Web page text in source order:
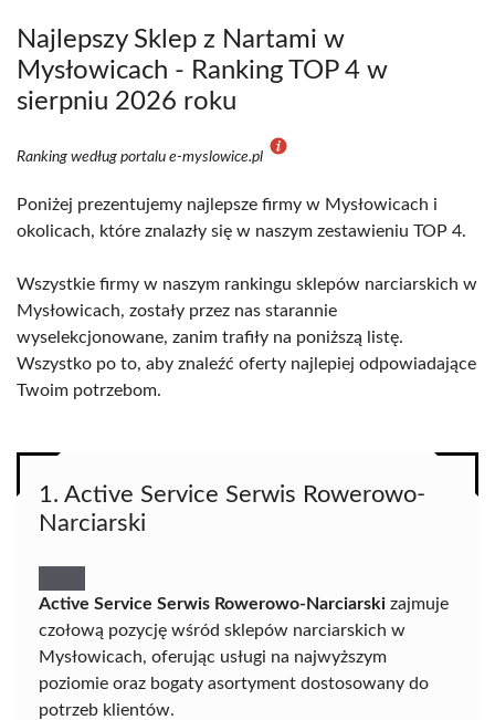
Najlepszy Sklep z Nartami w
Mysłowicach - Ranking TOP 4 w
sierpniu 2026 roku
Ranking według portalu e-myslowice.pl
Poniżej prezentujemy najlepsze firmy w Mysłowicach i
okolicach, które znalazły się w naszym zestawieniu TOP 4.
Wszystkie firmy w naszym rankingu sklepów narciarskich w
Mysłowicach, zostały przez nas starannie
wyselekcjonowane, zanim trafiły na poniższą listę.
Wszystko po to, aby znaleźć oferty najlepiej odpowiadające
Twoim potrzebom.
1. Active Service Serwis Rowerowo-
Narciarski
Active Service Serwis Rowerowo-Narciarski zajmuje
czołową pozycję wśród sklepów narciarskich w
Mysłowicach, oferując usługi na najwyższym
poziomie oraz bogaty asortyment dostosowany do
potrzeb klientów.